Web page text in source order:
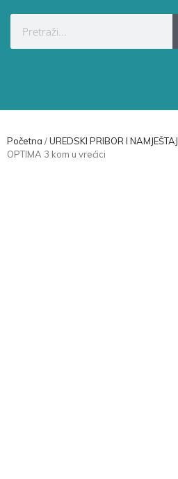
Početna /UREDSKI PRIBOR I NAMJEŠTAJ
OPTIMA 3 kom u vrećici